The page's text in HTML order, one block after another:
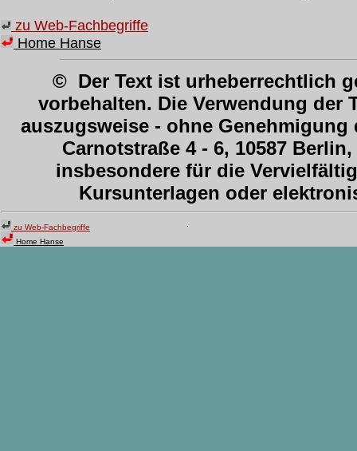
zu Web-Fachbegriffe
Home Hanse
© Der Text ist urheberrechtlich
vorbehalten. Die Verwendung der
auszugsweise - ohne Genehmigung
Carnotstraße 4 - 6, 10587
insbesondere für die
Kursunterlagen oder
zu Web-Fachbegriffe
Home Hanse